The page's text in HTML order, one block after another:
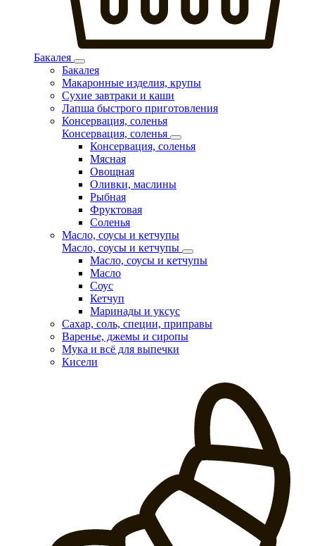
Бакалея
Бакалея
Макаронные изделия, крупы
Сухие завтраки и каши
Лапша быстрого приготовления
Консервация, соленья
Консервация, соленья
Консервация, соленья
Мясная
Овощная
Оливки, маслины
Рыбная
Фруктовая
Соленья
Масло, соусы и кетчупы
Масло, соусы и кетчупы
Масло, соусы и кетчупы
Масло
Соус
Кетчуп
Маринады и уксус
Сахар, соль, специи, приправы
Варенье, джемы и сиропы
Мука и всё для выпечки
Кисели